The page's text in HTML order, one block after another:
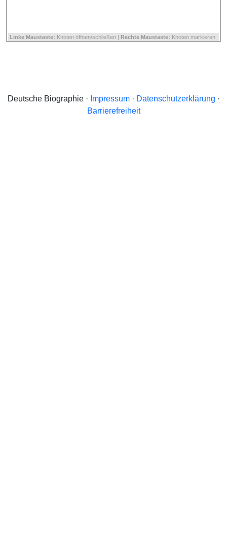
Linke Maustaste: Knoten öffnen/schließen | Rechte Maustaste: Knoten markieren
Deutsche Biographie · Impressum· Datenschutzerklärung ·
Barrierefreiheit